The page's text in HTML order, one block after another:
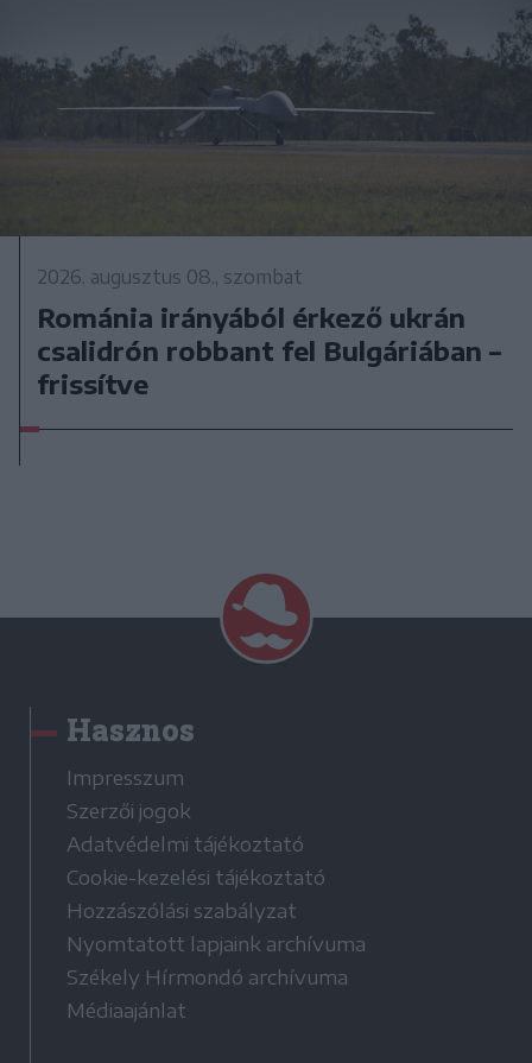
2026. augusztus 08., szombat
Románia irányából érkező ukrán
csalidrón robbant fel Bulgáriában –
frissítve
Hasznos
Impresszum
Szerzői jogok
Adatvédelmi tájékoztató
Cookie-kezelési tájékoztató
Hozzászólási szabályzat
Nyomtatott lapjaink archívuma
Székely Hírmondó archívuma
Médiaajánlat